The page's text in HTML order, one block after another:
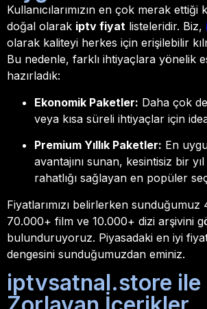
Kullanıcılarımızın en çok merak
doğal olarak iptv fiyat listeleridir. Biz,
olarak kaliteyi herkes için erişilebilir
Bu nedenle, farklı ihtiyaçlara yönelik
hazırladık:
Ekonomik Paketler: Daha çok
veya kısa süreli ihtiyaçlar için
Premium Yıllık Paketler: En
avantajını sunan, kesintisiz bir
rahatlığı sağlayan en popüler
Fiyatlarımızı belirlerken
70.000+ film ve 10.000+ dizi arşivini
bulunduruyoruz. Piyasadaki en iyi
dengesini sunduğumuzdan eminiz.
iptvsatnal.store ile